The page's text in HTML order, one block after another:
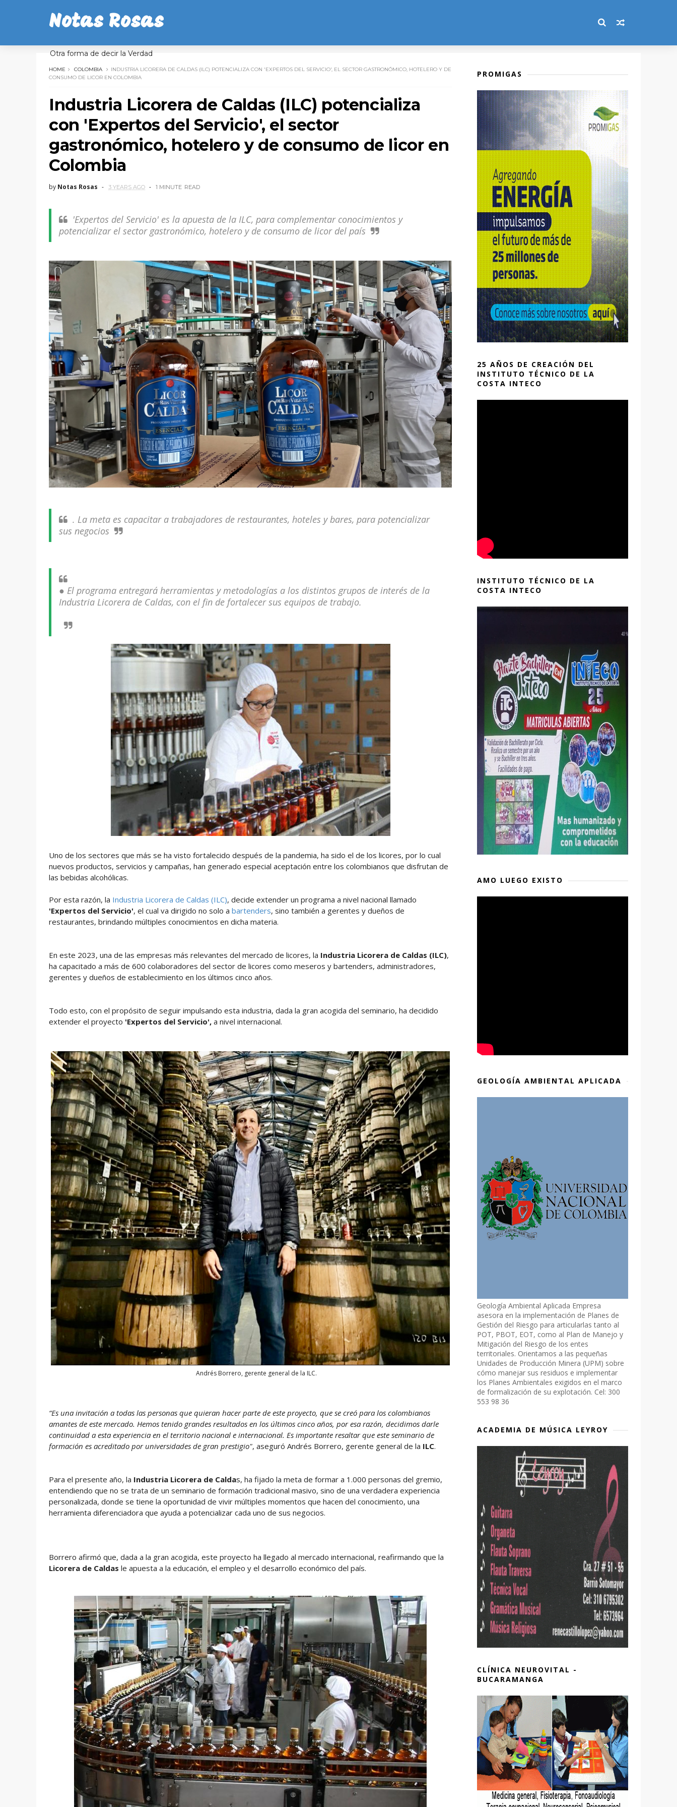
Notas Rosas
Otra forma de decir la Verdad
HOME COLOMBIA
INDUSTRIA LICORERA DE CALDAS (ILC) POTENCIALIZA CON 'EXPERTOS DEL SERVICIO', EL SECTOR GASTRONÓMICO, HOTELERO Y DE
CONSUMO DE LICOR EN COLOMBIA
Industria Licorera de Caldas (ILC) potencializa
con 'Expertos del Servicio', el sector
gastronómico, hotelero y de consumo de licor en
Colombia
by Notas Rosas 3 YEARS AGO 1 MINUTE READ
'Expertos del Servicio' es la apuesta de la ILC, para complementar conocimientos y
potencializar el sector gastronómico, hotelero y de consumo de licor del país
. La meta es capacitar a trabajadores de restaurantes, hoteles y bares, para potencializar
sus negocios
● El programa entregará herramientas y metodologías a los distintos grupos de interés de la
Industria Licorera de Caldas, con el fin de fortalecer sus equipos de trabajo.
Uno de los sectores que más se ha visto fortalecido después de la pandemia, ha sido el de los licores, por lo cual
nuevos productos, servicios y campañas, han generado especial aceptación entre los colombianos que disfrutan de
las bebidas alcohólicas.
Por esta razón, la Industria Licorera de Caldas (ILC), decide extender un programa a nivel nacional llamado
'Expertos del Servicio', el cual va dirigido no solo a bartenders, sino también a gerentes y dueños de
restaurantes, brindando múltiples conocimientos en dicha materia.
En este 2023, una de las empresas más relevantes del mercado de licores, la Industria Licorera de Caldas (ILC),
ha capacitado a más de 600 colaboradores del sector de licores como meseros y bartenders, administradores,
gerentes y dueños de establecimiento en los últimos cinco años.
Todo esto, con el propósito de seguir impulsando esta industria, dada la gran acogida del seminario, ha decidido
extender el proyecto 'Expertos del Servicio', a nivel internacional.
Andrés Borrero, gerente general de la ILC.
“Es una invitación a todas las personas que quieran hacer parte de este proyecto, que se creó para los colombianos
amantes de este mercado. Hemos tenido grandes resultados en los últimos cinco años, por esa razón, decidimos darle
continuidad a esta experiencia en el territorio nacional e internacional. Es importante resaltar que este seminario de
formación es acreditado por universidades de gran prestigio", aseguró Andrés Borrero, gerente general de la ILC.
Para el presente año, la Industria Licorera de Caldas, ha fijado la meta de formar a 1.000 personas del gremio,
entendiendo que no se trata de un seminario de formación tradicional masivo, sino de una verdadera experiencia
personalizada, donde se tiene la oportunidad de vivir múltiples momentos que hacen del conocimiento, una
herramienta diferenciadora que ayuda a potencializar cada uno de sus negocios.
Borrero afirmó que, dada a la gran acogida, este proyecto ha llegado al mercado internacional, reafirmando que la
Licorera de Caldas le apuesta a la educación, el empleo y el desarrollo económico del país.
PROMIGAS
25 AÑOS DE CREACIÓN DEL
INSTITUTO TÉCNICO DE LA
COSTA INTECO
INSTITUTO TÉCNICO DE LA
COSTA INTECO
AMO LUEGO EXISTO
GEOLOGÍA AMBIENTAL APLICADA
Geología Ambiental Aplicada Empresa
asesora en la implementación de Planes de
Gestión del Riesgo para articularlas tanto al
POT, PBOT, EOT, como al Plan de Manejo y
Mitigación del Riesgo de los entes
territoriales. Orientamos a las pequeñas
Unidades de Producción Minera (UPM) sobre
cómo manejar sus residuos e implementar
los Planes Ambientales exigidos en el marco
de formalización de su explotación. Cel: 300
553 98 36
ACADEMIA DE MÚSICA LEYROY
CLÍNICA NEUROVITAL -
BUCARAMANGA